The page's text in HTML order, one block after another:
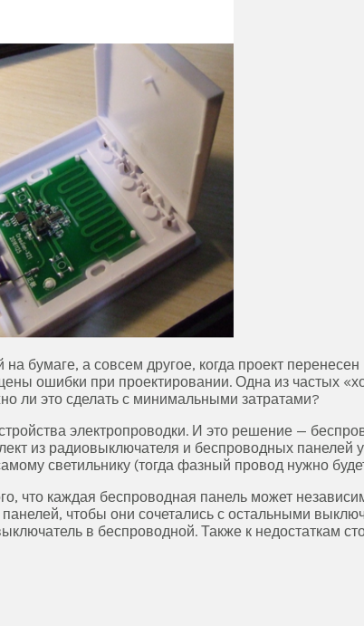
бумаге, а совсем другое, когда проект
ошибки при проектировании. Одна из частых
ли это сделать с минимальными затратами?
электропроводки. И это решение —
из радиовыключателя и беспроводных
светильнику (тогда фазный провод нужно
что каждая беспроводная панель может
чтобы они сочетались с остальными
в беспроводной. Также к недостаткам